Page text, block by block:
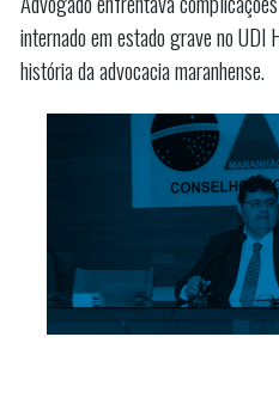
internado em estado grave no UDI
história da advocacia maranhense.